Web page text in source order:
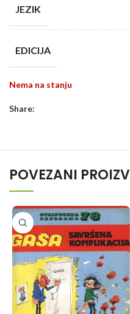
JEZIK
EDICIJA
Nema na stanju
Share:
POVEZANI